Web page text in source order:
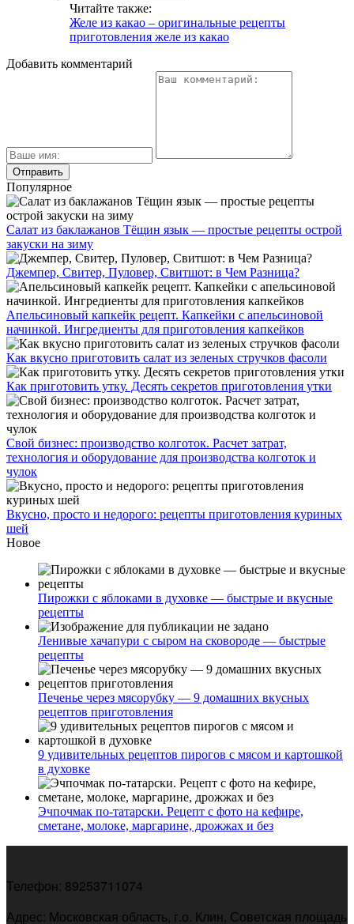
Читайте также:
Желе из какао – оригинальные рецепты
приготовления желе из какао
Добавить комментарий
Популярное
Салат из баклажанов Тёщин язык — простые рецепты острой
закуски на зиму
Джемпер, Свитер, Пуловер, Свитшот: в Чем Разница?
Апельсиновый капкейк рецепт. Капкейки с апельсиновой
начинкой. Ингредиенты для приготовления капкейков
Как вкусно приготовить салат из зеленых стручков фасоли
Как приготовить утку. Десять секретов приготовления утки
Свой бизнес: производство колготок. Расчет затрат,
технология и оборудование для производства колготок и
чулок
Вкусно, просто и недорого: рецепты приготовления куриных
шей
Новое
Пирожки с яблоками в духовке — быстрые и вкусные
рецепты
Ленивые хачапури с сыром на сковороде — быстрые
рецепты
Печенье через мясорубку — 9 домашних вкусных
рецептов приготовления
9 удивительных рецептов пирогов с мясом и картошкой
в духовке
Эчпочмак по-татарски. Рецепт с фото на кефире,
сметане, молоке, маргарине, дрожжах и без
Телефон: 89253711074
Адрес: Московская область, г.о. Клин, Советская площадь